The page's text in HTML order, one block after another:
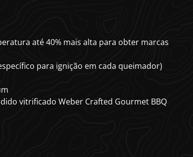
até 40% mais alta para obter marcas
para ignição em cada queimador)
vitrificado Weber Crafted Gourmet BBQ